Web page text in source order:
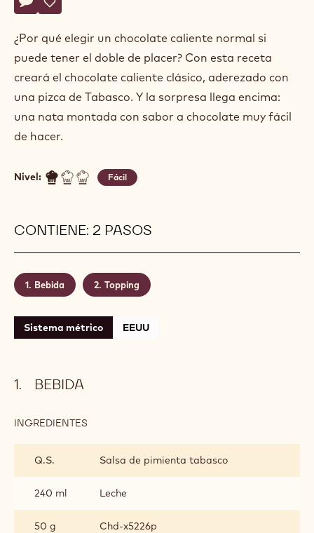
Escriba un comentario
- Doble chocolate caliente
Guardar
- Doble chocolate caliente
¿Por qué elegir un chocolate caliente normal si
puede tener el doble de placer? Con esta receta
creará el chocolate caliente clásico, aderezado con
una pizca de Tabasco. Y la sorpresa llega encima:
una nata montada con sabor a chocolate muy fácil
de hacer.
Nivel: Fácil
CONTIENE: 2 PASOS
Bebida Topping
Sistema métrico EEUU
BEBIDA
INGREDIENTES
Q.S.
Salsa de pimienta tabasco
240 ml Leche
50 g Chd-x5226p